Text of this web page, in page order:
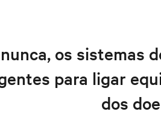
os sistemas
para ligar
dos